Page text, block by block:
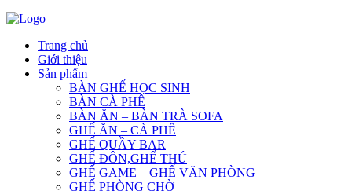
Trang chủ
Giới thiệu
Sản phẩm
BÀN GHẾ HỌC SINH
BÀN CÀ PHÊ
BÀN ĂN – BÀN TRÀ SOFA
GHẾ ĂN – CÀ PHÊ
GHẾ QUẦY BAR
GHẾ ĐÔN,GHẾ THÚ
GHẾ GAME – GHẾ VĂN PHÒNG
GHẾ PHÒNG CHỜ